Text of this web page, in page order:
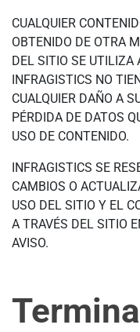
CUALQUIER
OBTENIDO DE OTRA
DEL SITIO SE UTILIZA
INFRAGISTICS NO
CUALQUIER DAÑO A
PÉRDIDA DE DATOS
USO DE CONTENIDO.
INFRAGISTICS SE
CAMBIOS O
USO DEL SITIO Y EL
A TRAVÉS DEL SITIO
AVISO.